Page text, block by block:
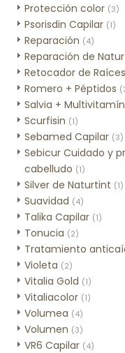
Protección color (3)
Psorisdin Capilar (1)
Reparación (4)
Reparación de
Retocador de
Romero + Péptidos
Salvia +
Scurfisin (1)
Sebamed Capilar (3)
Sebicur Cuidado y
cabelludo (1)
Silver de Naturtint (1)
Suavidad (4)
Talika Capilar (1)
Tonucia (2)
Tratamiento
Violeta (2)
Vitalia Gold (1)
Vitaliacolor (1)
Volumea (4)
Volumen (3)
VR6 Capilar (4)